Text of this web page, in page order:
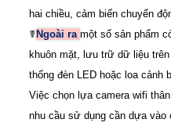
hai chiều, cảm biến chuyển
☤Ngoài ra một số sản phẩm
khuôn mặt, lưu trữ dữ liệu
thống đèn LED hoặc loa cảnh
Việc chọn lựa camera wifi
nhu cầu sử dụng cần dựa vào